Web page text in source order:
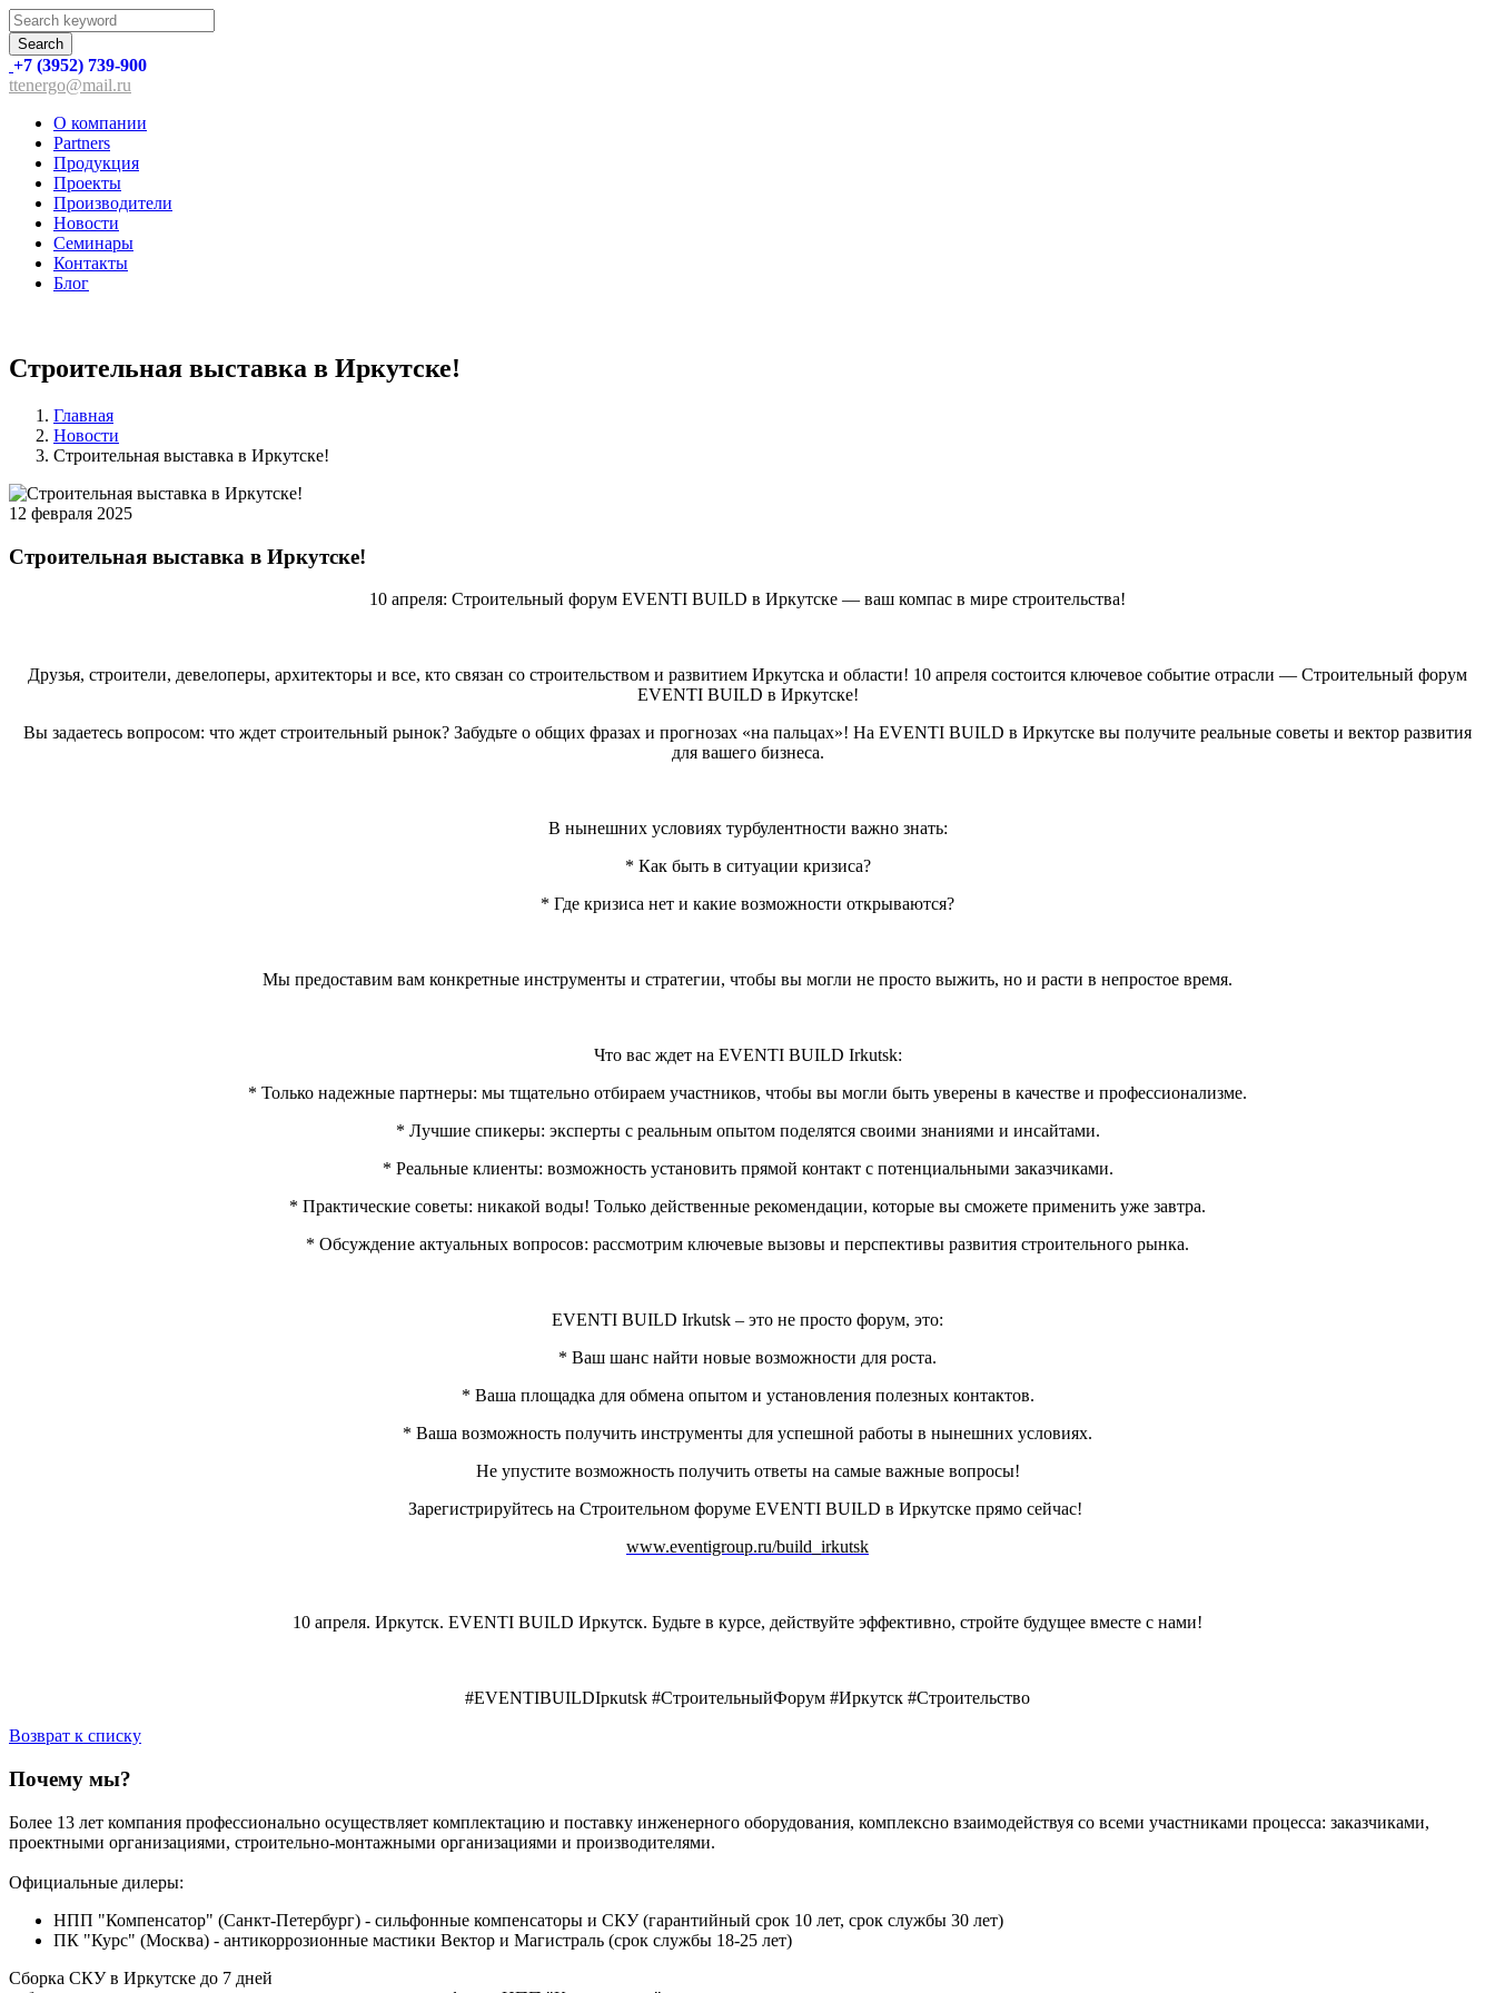
Search
+7 (3952) 739-900
ttenergo@mail.ru
О компании
Partners
Продукция
Проекты
Производители
Новости
Семинары
Контакты
Блог
Строительная выставка в Иркутске!
Главная
Новости
Строительная выставка в Иркутске!
12 февраля 2025
Строительная выставка в Иркутске!
10 апреля: Строительный форум EVENTI BUILD в Иркутске — ваш компас в мире строительства!
Друзья, строители, девелоперы, архитекторы и все, кто связан со строительством и развитием Иркутска и области! 10 апреля состоится ключевое событие отрасли — Строительный форум
EVENTI BUILD в Иркутске!
Вы задаетесь вопросом: что ждет строительный рынок? Забудьте о общих фразах и прогнозах «на пальцах»! На EVENTI BUILD в Иркутске вы получите реальные советы и вектор развития
для вашего бизнеса.
В нынешних условиях турбулентности важно знать:
* Как быть в ситуации кризиса?
* Где кризиса нет и какие возможности открываются?
Мы предоставим вам конкретные инструменты и стратегии, чтобы вы могли не просто выжить, но и расти в непростое время.
Что вас ждет на EVENTI BUILD Irkutsk:
* Только надежные партнеры: мы тщательно отбираем участников, чтобы вы могли быть уверены в качестве и профессионализме.
* Лучшие спикеры: эксперты с реальным опытом поделятся своими знаниями и инсайтами.
* Реальные клиенты: возможность установить прямой контакт с потенциальными заказчиками.
* Практические советы: никакой воды! Только действенные рекомендации, которые вы сможете применить уже завтра.
* Обсуждение актуальных вопросов: рассмотрим ключевые вызовы и перспективы развития строительного рынка.
EVENTI BUILD Irkutsk – это не просто форум, это:
* Ваш шанс найти новые возможности для роста.
* Ваша площадка для обмена опытом и установления полезных контактов.
* Ваша возможность получить инструменты для успешной работы в нынешних условиях.
Не упустите возможность получить ответы на самые важные вопросы!
Зарегистрируйтесь на Строительном форуме EVENTI BUILD в Иркутске прямо сейчас!
www.eventigroup.ru/build_irkutsk
10 апреля. Иркутск. EVENTI BUILD Иркутск. Будьте в курсе, действуйте эффективно, стройте будущее вместе с нами!
#EVENTIBUILDIркutsk #СтроительныйФорум #Иркутск #Строительство
Возврат к списку
Почему мы?
Более 13 лет компания профессионально осуществляет комплектацию и поставку инженерного оборудования, комплексно взаимодействуя со всеми участниками процесса: заказчиками,
проектными организациями, строительно-монтажными организациями и производителями.
Официальные дилеры:
НПП "Компенсатор" (Санкт-Петербург) - сильфонные компенсаторы и СКУ (гарантийный срок 10 лет, срок службы 30 лет)
ПК "Курс" (Москва) - антикоррозионные мастики Вектор и Магистраль (срок службы 18-25 лет)
Сборка СКУ в Иркутске до 7 дней